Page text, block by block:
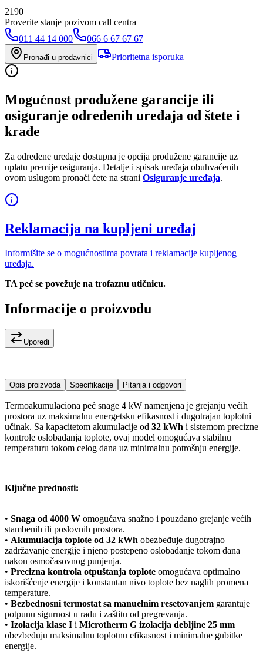
2190
Proverite stanje pozivom call centra
011 44 14 000
066 6 67 67 67
Pronađi u prodavnici Prioritetna isporuka
Mogućnost produžene garancije ili
osiguranje određenih uređaja od štete i
krađe
Za određene uređaje dostupna je opcija produžene garancije uz
uplatu premije osiguranja. Detalje i spisak uređaja obuhvaćenih
ovom uslugom pronaći ćete na strani Osiguranje uređaja.
Reklamacija na kupljeni uređaj
Informišite se o mogućnostima povrata i reklamacije kupljenog
uređaja.
TA peć se povežuje na trofaznu utičnicu.
Informacije o proizvodu
Uporedi
Opis proizvoda Specifikacije Pitanja i odgovori
Termoakumulaciona peć snage 4 kW namenjena je grejanju većih
prostora uz maksimalnu energetsku efikasnost i dugotrajan toplotni
učinak. Sa kapacitetom akumulacije od 32 kWh i sistemom precizne
kontrole oslobađanja toplote, ovaj model omogućava stabilnu
temperaturu tokom celog dana uz minimalnu potrošnju energije.
Ključne prednosti:
• Snaga od 4000 W omogućava snažno i pouzdano grejanje većih
stambenih ili poslovnih prostora.
• Akumulacija toplote od 32 kWh obezbeđuje dugotrajno
zadržavanje energije i njeno postepeno oslobađanje tokom dana
nakon osmočasovnog punjenja.
• Precizna kontrola otpuštanja toplote omogućava optimalno
iskorišćenje energije i konstantan nivo toplote bez naglih promena
temperature.
• Bezbednosni termostat sa manuelnim resetovanjem garantuje
potpunu sigurnost u radu i zaštitu od pregrevanja.
• Izolacija klase I i Microtherm G izolacija debljine 25 mm
obezbeđuju maksimalnu toplotnu efikasnost i minimalne gubitke
energije.